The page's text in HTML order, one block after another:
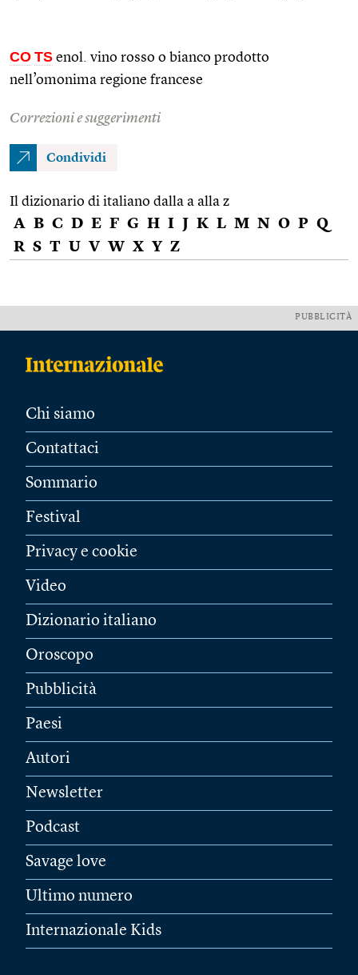
CO TS enol. vino rosso o bianco prodotto
nell’omonima regione francese
Correzioni e suggerimenti
Condividi
Il dizionario di italiano dalla a alla z
A B C D E F G H I J K L M N O P Q
R S T U V W X Y Z
PUBBLICITÀ
Chi siamo
Contattaci
Sommario
Festival
Privacy e cookie
Video
Dizionario italiano
Oroscopo
Pubblicità
Paesi
Autori
Newsletter
Podcast
Savage love
Ultimo numero
Internazionale Kids